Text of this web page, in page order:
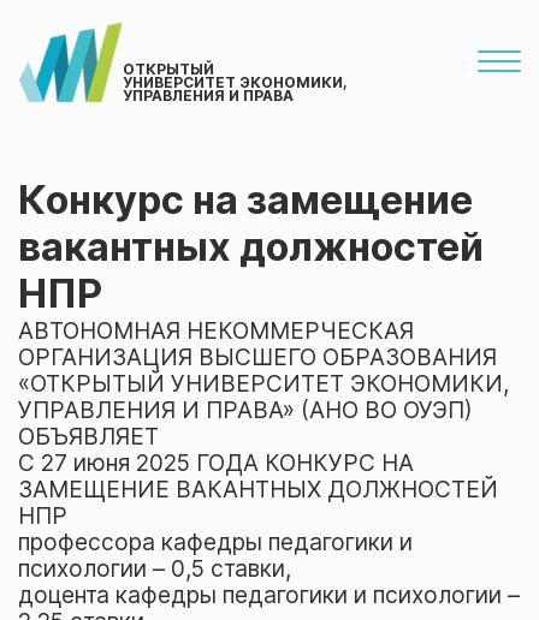
ОТКРЫТЫЙ
УНИВЕРСИТЕТ ЭКОНОМИКИ,
УПРАВЛЕНИЯ И ПРАВА
Конкурс на замещение
вакантных должностей
НПР
АВТОНОМНАЯ НЕКОММЕРЧЕСКАЯ
ОРГАНИЗАЦИЯ ВЫСШЕГО ОБРАЗОВАНИЯ
«ОТКРЫТЫЙ УНИВЕРСИТЕТ ЭКОНОМИКИ,
УПРАВЛЕНИЯ И ПРАВА» (АНО ВО ОУЭП)
ОБЪЯВЛЯЕТ
С 27 июня 2025 ГОДА КОНКУРС НА
ЗАМЕЩЕНИЕ ВАКАНТНЫХ ДОЛЖНОСТЕЙ
НПР
профессора кафедры педагогики и
психологии – 0,5 ставки,
доцента кафедры педагогики и психологии –